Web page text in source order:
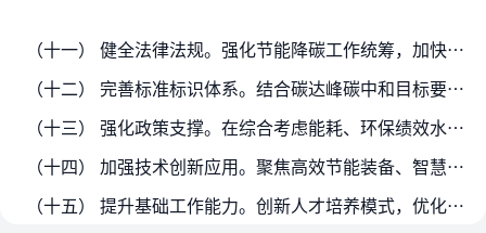
（十一） 健全法律法规。强化节能降碳工作统筹，加快修改节约能源法。修改颁布可再生能源法。做好民用建筑节能条例、公共机构节能条例等行政法规修订工作，完善节能监察、能效标识等…
（十二） 完善标准标识体系。结合碳达峰碳中和目标要求、产业发展需求和技术进步实际，加快完善重点行业能耗和碳排放限额、重点用能产品设备能效等标准，逐步提高指标要求。围绕新领…
（十三） 强化政策支撑。在综合考虑能耗、环保绩效水平的基础上研究完善工业重点领域差别化电价政策，优化居民阶梯电价制度，健全分时电价机制。完善实施高耗能产品出口调控政策。发…
（十四） 加强技术创新应用。聚焦高效节能装备、智慧用能、重点行业节能降碳等领域，培育一批科技创新平台基地，加大国家重点研发计划支持力度，强化关键核心技术攻关。完善市场导向…
（十五） 提升基础工作能力。创新人才培养模式，优化能源管理、节能降碳领域相关学科专业设置和人才评价体系，完善相关职业标准，深化产教融合、科教融汇。强化政府部门、执法机构、…